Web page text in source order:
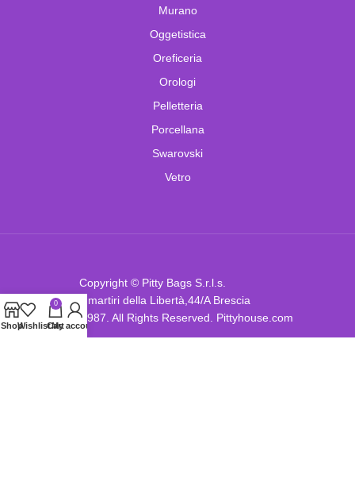
Murano
Oggetistica
Oreficeria
Orologi
Pelletteria
Porcellana
Swarovski
Vetro
Copyright © Pitty Bags S.r.l.s.
Corso martiri della Libertà,44/A Brescia
P.I. : 04412680987. All Rights Reserved. Pittyhouse.com
ShopWishlist
0
Cart
My account